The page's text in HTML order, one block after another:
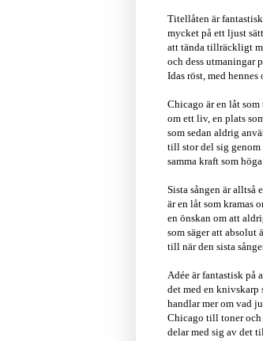
Titellåten är
mycket på ett ljust
att tända tillräckligt
och dess utmaningar
Idas röst, med
Chicago är en låt
om ett liv, en plats
som sedan aldrig
till stor del sig genom
samma kraft som
Sista sången är alltså
är en låt som kramas
en önskan om att
som säger att absolut
till när den sista
Adée är fantastisk på
det med en knivskarp
handlar mer om vad
Chicago till toner och
delar med sig av det